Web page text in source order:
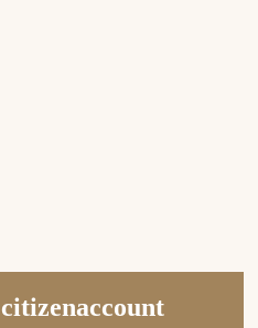
citizenaccount